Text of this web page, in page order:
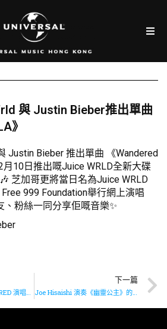
與 Justin Bieber推出單曲
》
Justin Bieber 推出單曲 《Wandered
10日推出嘅Juice WRLD全新大碟
芝加哥更將當日名為Juice WRLD
999 Foundation舉行網上演唱
粉絲一同分享佢嘅音樂✨
Jace 陳凱詠 UNBORDERED 演唱會跳舞精華
下一篇
Joe Hisaishi 演奏《幽靈公主》的配樂《Ashitaka and San》